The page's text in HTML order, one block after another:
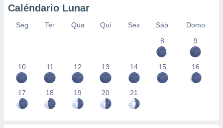
Caléndario Lunar
Seg Ter Qua Qui Sex Sáb
Domo
8
9
10 11 12 13 14 15 16
17 18 19 20 21